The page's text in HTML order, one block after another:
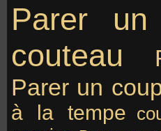
Parer
couteau
Parer un
à la tempe